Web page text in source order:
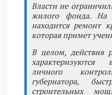
Власти не
жилого фонда.
находится
которая примет
В целом, действия
характеризуются
личного
губернатора,
строительных